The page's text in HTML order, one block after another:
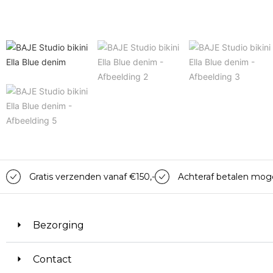
Gratis verzenden vanaf €150,- Achteraf betalen
Bezorging
Contact